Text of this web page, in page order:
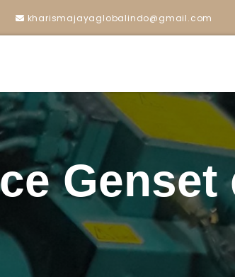
kharismajayaglobalindo@gmail.com
Genset